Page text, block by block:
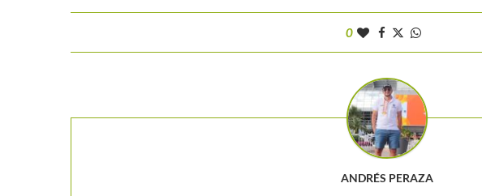
0
ANDRÉS PERAZA